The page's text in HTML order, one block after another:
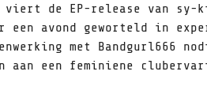
viert de EP-release van
een avond geworteld in
met Bandgurl666
aan een feminiene